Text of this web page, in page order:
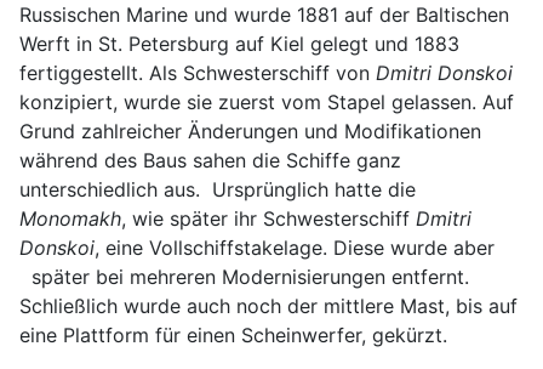
Russischen Marine und wurde 1881 auf der Baltischen
Werft in St. Petersburg auf Kiel gelegt und 1883
fertiggestellt. Als Schwesterschiff von Dmitri Donskoi
konzipiert, wurde sie zuerst vom Stapel gelassen. Auf
Grund zahlreicher Änderungen und Modifikationen
während des Baus sahen die Schiffe ganz
unterschiedlich aus. Ursprünglich hatte die
Monomakh, wie später ihr Schwesterschiff Dmitri
Donskoi, eine Vollschiffstakelage. Diese wurde aber
später bei mehreren Modernisierungen entfernt.
Schließlich wurde auch noch der mittlere Mast, bis auf
eine Plattform für einen Scheinwerfer, gekürzt.